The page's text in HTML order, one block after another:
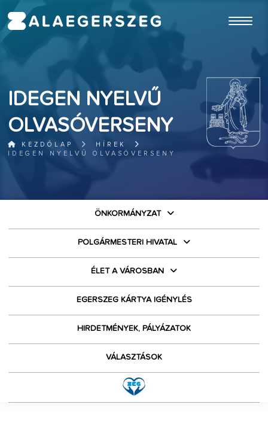
IDEGEN NYELVŰ
OLVASÓVERSENY
KEZDŐLAP
HÍREK
IDEGEN NYELVŰ OLVASÓVERSENY
ÖNKORMÁNYZAT
POLGÁRMESTERI HIVATAL
ÉLET A VÁROSBAN
EGERSZEG KÁRTYA IGÉNYLÉS
HIRDETMÉNYEK, PÁLYÁZATOK
VÁLASZTÁSOK